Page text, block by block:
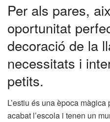
Per als pares,
oportunitat
decoració de la
necessitats i
petits.
L’estiu és una època
acabat l’escola i tenen un